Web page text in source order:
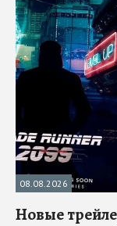
08.08.2026
Новые